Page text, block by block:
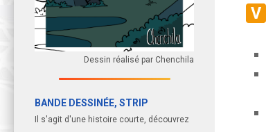
Dessin réalisé par Chenchila
BANDE DESSINÉE, STRIP
Il s'agit d'une histoire courte, découvrez